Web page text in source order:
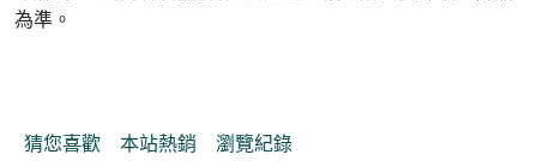
為準。
猜您喜歡 本站熱銷 瀏覽紀錄